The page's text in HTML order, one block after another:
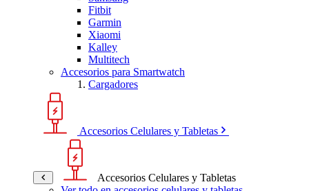
Fitbit
Garmin
Xiaomi
Kalley
Multitech
Accesorios para Smartwatch
Cargadores
Accesorios Celulares y Tabletas
Accesorios Celulares y Tabletas